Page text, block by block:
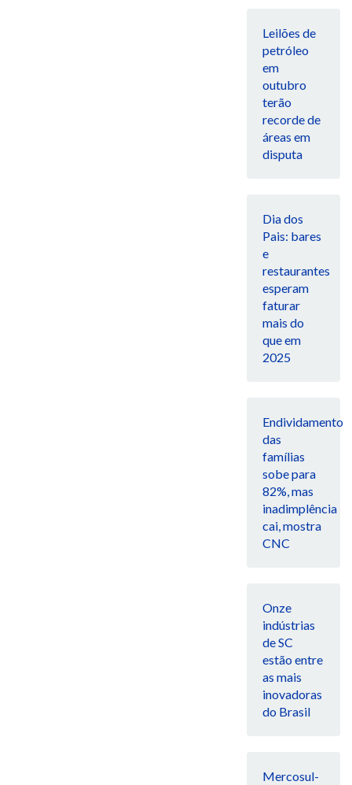
Leilões de
petróleo
em
outubro
terão
recorde de
áreas em
disputa
Dia dos
Pais: bares
e
restaurantes
esperam
faturar
mais do
que em
2025
Endividamento
das
famílias
sobe para
82%, mas
inadimplência
cai, mostra
CNC
Onze
indústrias
de SC
estão entre
as mais
inovadoras
do Brasil
Mercosul-